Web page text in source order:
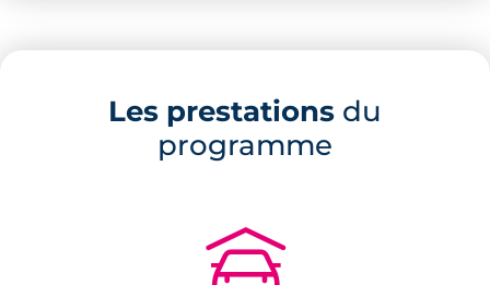
idéale, permettant un accès facile à divers
services et commerces. À quelques pas, vous
trouverez la boulangerie "Les P'tits Plaisirs" et
moments de détente. Les familles
apprécieront la proximité des écoles
Les prestations du
programme
🚗